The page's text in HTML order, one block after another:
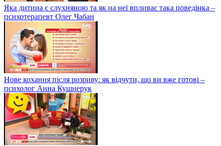
Яка дитина є слухняною та як на неї впливає така поведінка –
психотерапевт Олег Чабан
Нове кохання після розриву: як відчути, що ви вже готові –
психолог Анна Кушнерук